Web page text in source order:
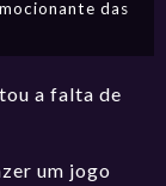
das
a falta de
um jogo